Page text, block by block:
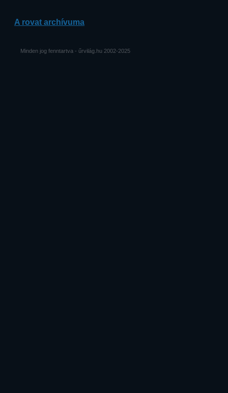
A rovat archívuma
Minden jog fenntartva - űrvilág.hu 2002-2025